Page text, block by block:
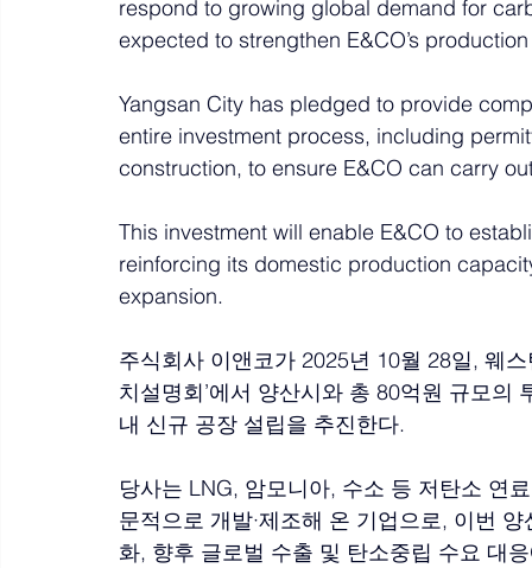
respond to growing global demand for
expected to strengthen E&CO’s
Yangsan City has pledged to provide
entire investment process, including
construction, to ensure E&CO can carry
This investment will enable E&CO to
reinforcing its domestic production
expansion.
주식회사 이앤코가 2025년 10월 28일, 웨
치설명회’에서 양산시와 총 80억원 규모
내 신규 공장 설립을 추진한다.
당사는 LNG, 암모니아, 수소 등 저탄소 연
문적으로 개발·제조해 온 기업으로, 이번
화, 향후 글로벌 수출 및 탄소중립 수요 대